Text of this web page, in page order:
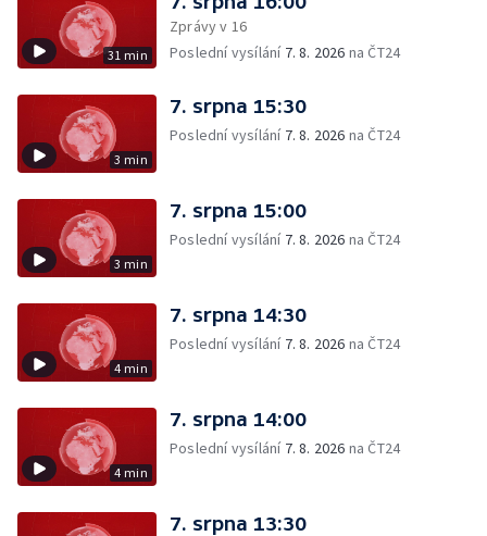
31 min
Zprávy v 16
Poslední vysílání 7. 8. 2026 na ČT24
3 min
7. srpna 15:30
Poslední vysílání 7. 8. 2026 na ČT24
3 min
7. srpna 15:00
Poslední vysílání 7. 8. 2026 na ČT24
4 min
7. srpna 14:30
Poslední vysílání 7. 8. 2026 na ČT24
4 min
7. srpna 14:00
Poslední vysílání 7. 8. 2026 na ČT24
7. srpna 13:30